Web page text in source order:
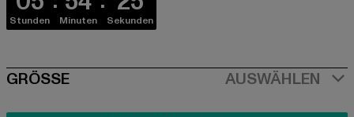
Stunden Minuten Sekunden
SIZE
GRÖSSE AUSWÄHLEN